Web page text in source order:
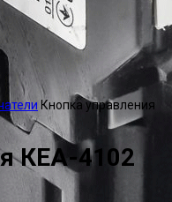
Кнопка управления
КЕА-4102